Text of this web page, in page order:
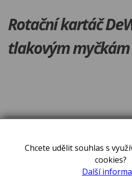
Rotační kartáč
tlakovým myčkám
Chcete udělit souhlas s
cookies?
Další